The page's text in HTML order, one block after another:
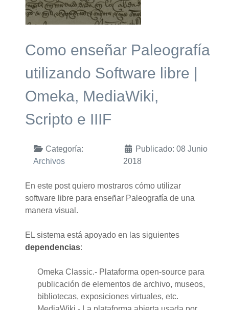
Como enseñar Paleografía
utilizando Software libre |
Omeka, MediaWiki,
Scripto e IIIF
Categoría:
Archivos
Publicado: 08 Junio
2018
En este post quiero mostraros cómo utilizar
software libre para enseñar Paleografía de una
manera visual.
EL sistema está apoyado en las siguientes
dependencias:
Omeka Classic.- Plataforma open-source para
publicación de elementos de archivo, museos,
bibliotecas, exposiciones virtuales, etc.